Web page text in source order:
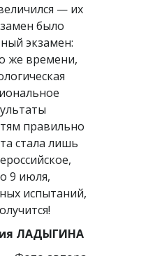
— их
было
экзамен:
же времени,
правильно
стала лишь
9 июля,
испытаний,
ЛАДЫГИНА